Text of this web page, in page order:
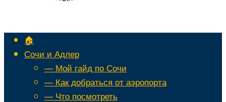
🏠
Сочи и Адлер
— Мой гайд по Сочи
— Как добраться от аэропорта
— Что посмотреть